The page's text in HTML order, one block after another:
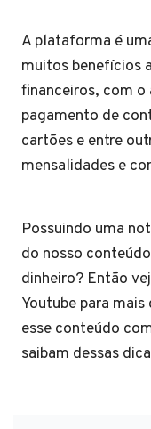
A plataforma é
muitos benefícios
financeiros, com
pagamento de
cartões e entre
mensalidades e
Possuindo uma
do nosso
dinheiro? Então
Youtube para
esse conteúdo
saibam dessas